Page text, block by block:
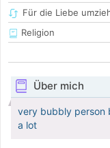
Für die Liebe
Religion
Über mich
very bubbly person
a lot